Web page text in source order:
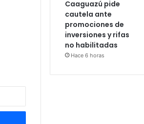
Caaguazú pide
cautela ante
promociones de
inversiones y rifas
no habilitadas
Hace 6 horas